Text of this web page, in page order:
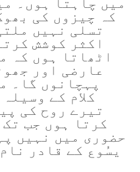
میں چاہتا ہوں۔
کہ چیزوں کی
تسلی نہیں
اکثر کوشش
اٹھاتا ہوں کہ
عارضی اور
پہچانوں گا۔
کلام کے
تیرے روح کی
کرتا ہوں جب
حضوری میں نہیں
یسُوع کے قادر